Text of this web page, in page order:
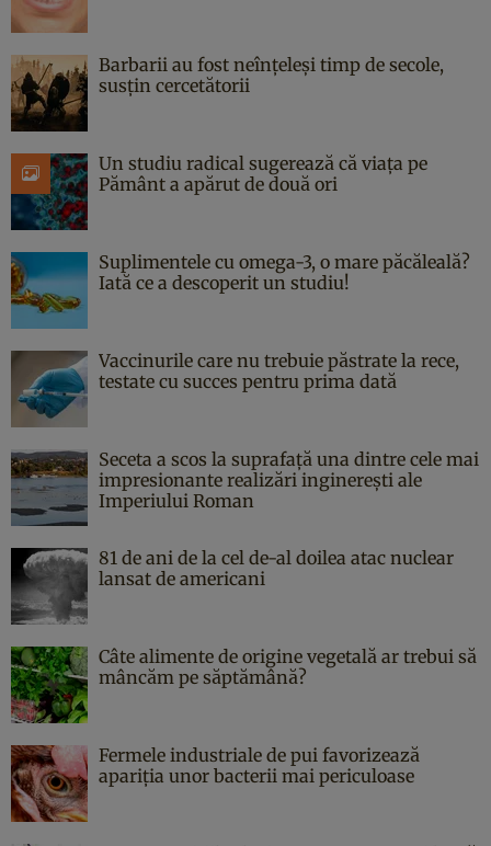
Barbarii au fost neînțeleși timp de secole,
susțin cercetătorii
Un studiu radical sugerează că viața pe
Pământ a apărut de două ori
Suplimentele cu omega-3, o mare păcăleală?
Iată ce a descoperit un studiu!
Vaccinurile care nu trebuie păstrate la rece,
testate cu succes pentru prima dată
Seceta a scos la suprafață una dintre cele mai
impresionante realizări inginerești ale
Imperiului Roman
81 de ani de la cel de-al doilea atac nuclear
lansat de americani
Câte alimente de origine vegetală ar trebui să
mâncăm pe săptămână?
Fermele industriale de pui favorizează
apariția unor bacterii mai periculoase